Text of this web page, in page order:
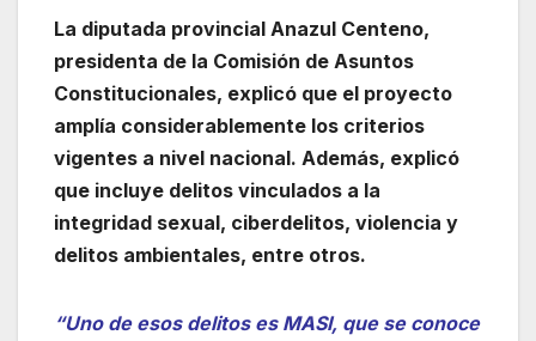
La diputada provincial Anazul Centeno,
presidenta de la Comisión de Asuntos
Constitucionales, explicó que el proyecto
amplía considerablemente los criterios
vigentes a nivel nacional. Además, explicó
que incluye delitos vinculados a la
integridad sexual, ciberdelitos, violencia y
delitos ambientales, entre otros.
“Uno de esos delitos es MASI, que se conoce